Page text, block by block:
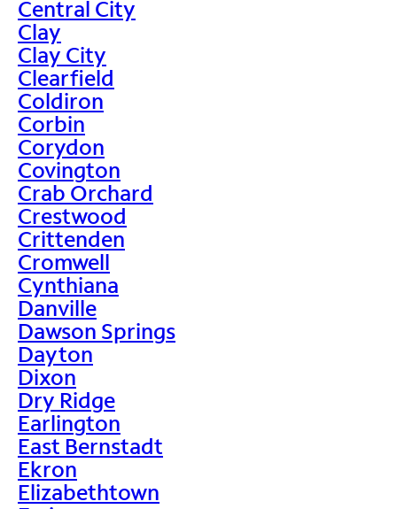
Central City
Clay
Clay City
Clearfield
Coldiron
Corbin
Corydon
Covington
Crab Orchard
Crestwood
Crittenden
Cromwell
Cynthiana
Danville
Dawson Springs
Dayton
Dixon
Dry Ridge
Earlington
East Bernstadt
Ekron
Elizabethtown